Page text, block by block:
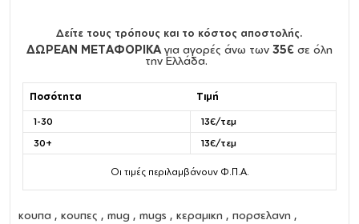
Δείτε τους τρόπους και το κόστος αποστολής.
ΔΩΡΕΑΝ ΜΕΤΑΦΟΡΙΚΑ για αγορές άνω των 35€ σε όλη
την Ελλάδα.
Ποσότητα Τιμή
1-30
13€/τεμ
30+
13€/τεμ
Οι τιμές περιλαμβάνουν Φ.Π.Α.
κουπα , κουπες , mug , mugs , κεραμικη , πορσελανη ,